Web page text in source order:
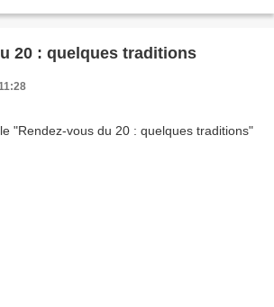
20 : quelques traditions